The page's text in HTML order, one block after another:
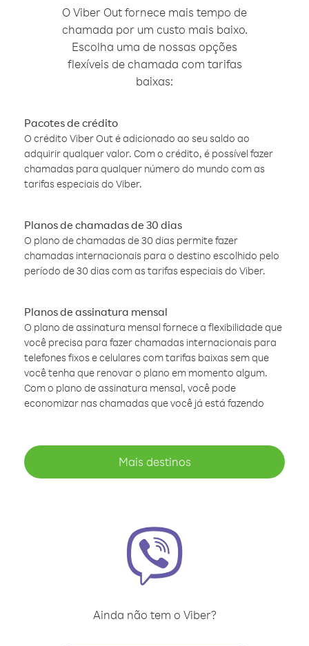
O Viber Out fornece mais tempo de
chamada por um custo mais baixo.
Escolha uma de nossas opções
flexíveis de chamada com tarifas
baixas:
Pacotes de crédito
O crédito Viber Out é adicionado ao seu saldo ao
adquirir qualquer valor. Com o crédito, é possível fazer
chamadas para qualquer número do mundo com as
tarifas especiais do Viber.
Planos de chamadas de 30 dias
O plano de chamadas de 30 dias permite fazer
chamadas internacionais para o destino escolhido pelo
período de 30 dias com as tarifas especiais do Viber.
Planos de assinatura mensal
O plano de assinatura mensal fornece a flexibilidade que
você precisa para fazer chamadas internacionais para
telefones fixos e celulares com tarifas baixas sem que
você tenha que renovar o plano em momento algum.
Com o plano de assinatura mensal, você pode
economizar nas chamadas que você já está fazendo
Mais destinos
Ainda não tem o Viber?